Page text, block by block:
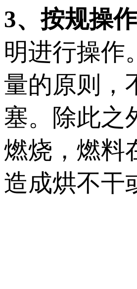
3、按规操作
明进行操作
量的原则，
塞。除此之
燃烧，燃料
造成烘不干